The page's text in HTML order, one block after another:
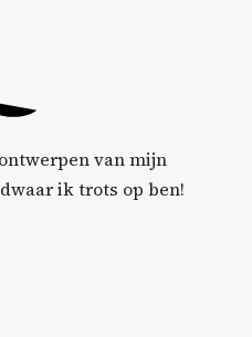
van mijn
ik trots op ben!